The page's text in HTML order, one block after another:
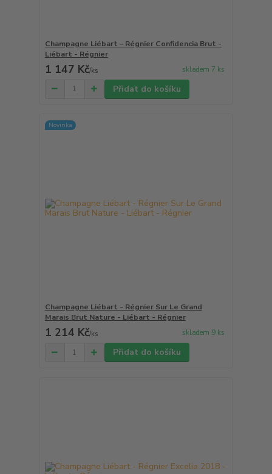
Champagne Liébart – Régnier Confidencia Brut -
Liébart - Régnier
1 147 Kč/ks skladem 7 ks
Přidat do košíku
Novinka
Champagne Liébart - Régnier Sur Le Grand
Marais Brut Nature - Liébart - Régnier
1 214 Kč/ks skladem 9 ks
Přidat do košíku